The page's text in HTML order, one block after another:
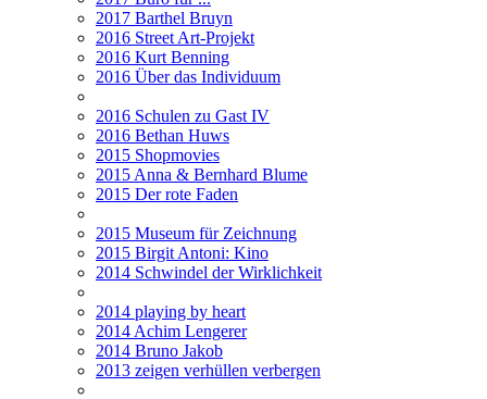
2017 Barthel Bruyn
2016 Street Art-Projekt
2016 Kurt Benning
2016 Über das Individuum
2016 Schulen zu Gast IV
2016 Bethan Huws
2015 Shopmovies
2015 Anna & Bernhard Blume
2015 Der rote Faden
2015 Museum für Zeichnung
2015 Birgit Antoni: Kino
2014 Schwindel der Wirklichkeit
2014 playing by heart
2014 Achim Lengerer
2014 Bruno Jakob
2013 zeigen verhüllen verbergen